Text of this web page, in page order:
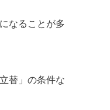
なることが多
替」の条件な